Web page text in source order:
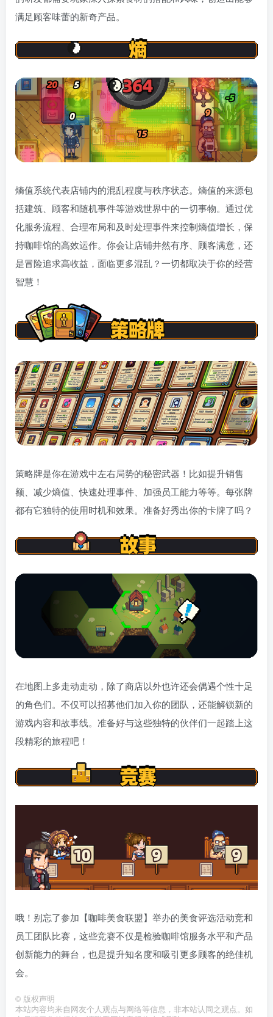
满足顾客味蕾的新奇产品。
熵值系统代表店铺内的混乱程度与秩序状态。熵值的来源包
括建筑、顾客和随机事件等游戏世界中的一切事物。通过优
化服务流程、合理布局和及时处理事件来控制熵值增长，保
持咖啡馆的高效运作。你会让店铺井然有序、顾客满意，还
是冒险追求高收益，面临更多混乱？一切都取决于你的经营
智慧！
策略牌是你在游戏中左右局势的秘密武器！比如提升销售
额、减少熵值、快速处理事件、加强员工能力等等。每张牌
都有它独特的使用时机和效果。准备好秀出你的卡牌了吗？
在地图上多走动走动，除了商店以外也许还会偶遇个性十足
的角色们。不仅可以招募他们加入你的团队，还能解锁新的
游戏内容和故事线。准备好与这些独特的伙伴们一起踏上这
段精彩的旅程吧！
哦！别忘了参加【咖啡美食联盟】举办的美食评选活动竞和
员工团队比赛，这些竞赛不仅是检验咖啡馆服务水平和产品
创新能力的舞台，也是提升知名度和吸引更多顾客的绝佳机
会。
© 版权声明
本站内容均来自网友个人观点与网络等信息，非本站认同之观点。如